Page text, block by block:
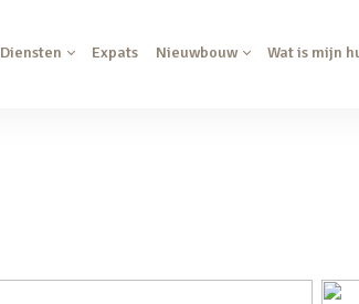
Diensten Expats Nieuwbouw Wat is mijn